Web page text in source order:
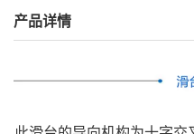
产品详情